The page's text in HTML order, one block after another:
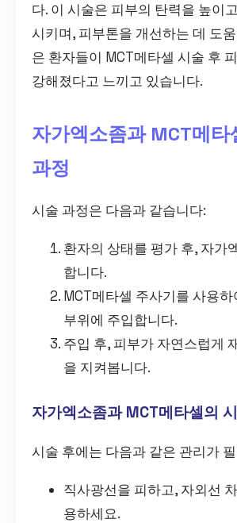
다. 이 시술은 피부의 탄력을 높이
시키며, 피부톤을 개선하는 데 도
은 환자들이 MCT메타셀 시술 후
강해졌다고 느끼고 있습니다.
자가엑소좀과 MCT메타
과정
시술 과정은 다음과 같습니다:
환자의 상태를 평가 후, 자가
합니다.
MCT메타셀 주사기를 사용하
부위에 주입합니다.
주입 후, 피부가 자연스럽게
을 지켜봅니다.
자가엑소좀과 MCT메타셀의
시술 후에는 다음과 같은 관리가
직사광선을 피하고, 자외선
용하세요.